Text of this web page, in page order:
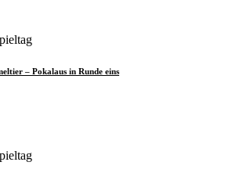
– Pokalaus in Runde eins